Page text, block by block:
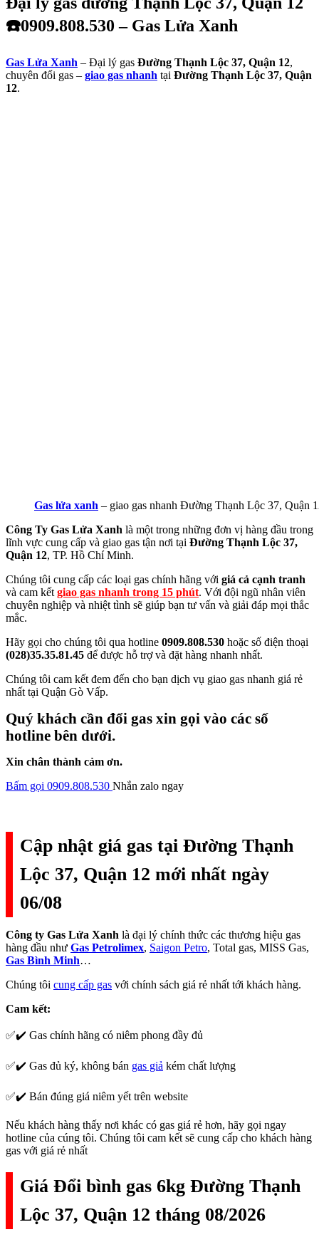
☎️0909.808.530 – Gas Lửa Xanh
Gas Lửa Xanh – Đại lý gas Đường Thạnh Lộc 37, Quận 12,
chuyên đổi gas – giao gas nhanh tại Đường Thạnh Lộc 37, Quận
12.
Gas lửa xanh – giao gas nhanh Đường Thạnh Lộc 37, Quận
Công Ty Gas Lửa Xanh là một trong những đơn vị hàng đầu trong
lĩnh vực cung cấp và giao gas tận nơi tại Đường Thạnh Lộc 37,
Quận 12, TP. Hồ Chí Minh.
Chúng tôi cung cấp các loại gas chính hãng với giá cả cạnh tranh
và cam kết giao gas nhanh trong 15 phút. Với đội ngũ nhân viên
chuyên nghiệp và nhiệt tình sẽ giúp bạn tư vấn và giải đáp mọi thắc
mắc.
Hãy gọi cho chúng tôi qua hotline 0909.808.530 hoặc số điện thoại
(028)35.35.81.45 để được hỗ trợ và đặt hàng nhanh nhất.
Chúng tôi cam kết đem đến cho bạn dịch vụ giao gas nhanh giá rẻ
nhất tại Quận Gò Vấp.
Quý khách cần đổi gas xin gọi vào các số
hotline bên dưới.
Xin chân thành cảm ơn.
Bấm gọi 0909.808.530 Nhắn zalo ngay
Cập nhật giá gas tại Đường Thạnh
Lộc 37, Quận 12 mới nhất ngày
06/08
Công ty Gas Lửa Xanh là đại lý chính thức các thương hiệu gas
hàng đầu như Gas Petrolimex, Saigon Petro, Total gas, MISS Gas,
Gas Bình Minh…
Chúng tôi cung cấp gas với chính sách giá rẻ nhất tới khách hàng.
Cam kết:
✅✔️ Gas chính hãng có niêm phong đầy đủ
✅✔️ Gas đủ ký, không bán gas giả kém chất lượng
✅✔️ Bán đúng giá niêm yết trên website
Nếu khách hàng thấy nơi khác có gas giá rẻ hơn, hãy gọi ngay
hotline của cúng tôi. Chúng tôi cam kết sẽ cung cấp cho khách hàng
gas với giá rẻ nhất
Giá Đổi bình gas 6kg Đường Thạnh
Lộc 37, Quận 12 tháng 08/2026